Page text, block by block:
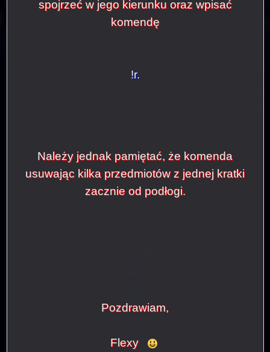
spojrzeć w jego kierunku oraz wpisać
komendę
!r.
Należy jednak pamiętać, że komenda
usuwając kilka przedmiotów z jednej kratki
zacznie od podłogi.
Pozdrawiam,
Flexy